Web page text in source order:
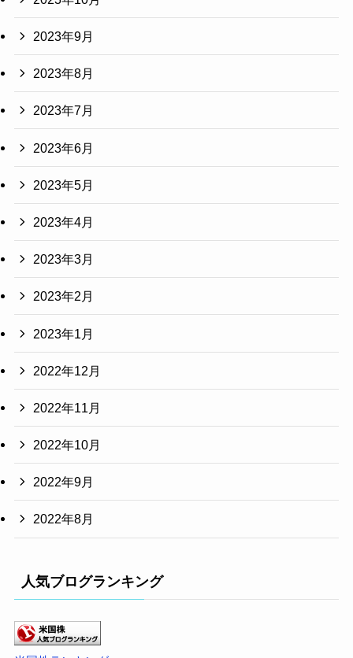
2023年9月
2023年8月
2023年7月
2023年6月
2023年5月
2023年4月
2023年3月
2023年2月
2023年1月
2022年12月
2022年11月
2022年10月
2022年9月
2022年8月
人気ブログランキング